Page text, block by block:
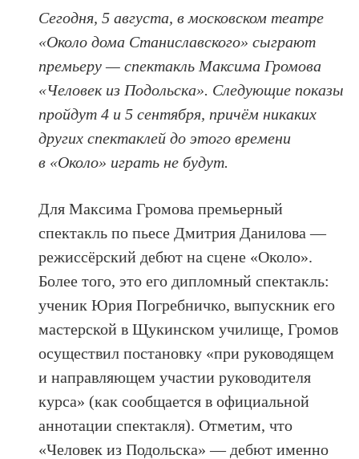
Сегодня, 5 августа, в московском театре
«Около дома Станиславского» сыграют
премьеру — спектакль Максима Громова
«Человек из Подольска». Следующие показы
пройдут 4 и 5 сентября, причём никаких
других спектаклей до этого времени
в «Около» играть не будут.
Для Максима Громова премьерный
спектакль по пьесе Дмитрия Данилова —
режиссёрский дебют на сцене «Около».
Более того, это его дипломный спектакль:
ученик Юрия Погребничко, выпускник его
мастерской в Щукинском училище, Громов
осуществил постановку «при руководящем
и направляющем участии руководителя
курса» (как сообщается в официальной
аннотации спектакля). Отметим, что
«Человек из Подольска» — дебют именно